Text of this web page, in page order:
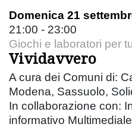
Domenica 21
21:00 - 23:00
Giochi e laboratori per
Vividavvero
A cura dei Comuni di:
Modena, Sassuolo,
In collaborazione con:
informativo